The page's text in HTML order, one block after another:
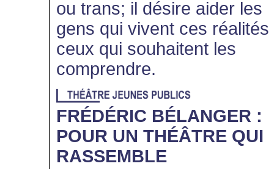
ou trans; il désire aider les
gens qui vivent ces réalités
ceux qui souhaitent les
comprendre.
FRÉDÉRIC BÉLANGER :
POUR UN THÉÂTRE QUI
RASSEMBLE